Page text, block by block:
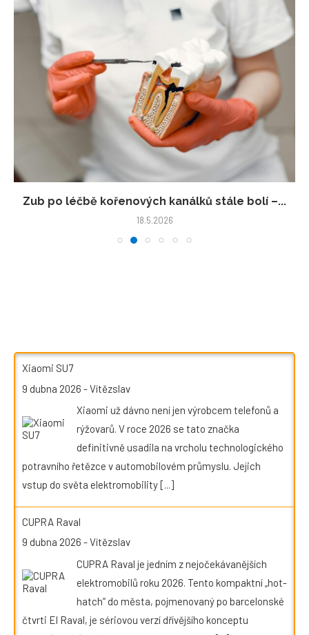
Zub po léčbě kořenových kanálků stále bolí –...
18.5.2026
Xiaomi SU7
9 dubna 2026 -Vítězslav
Xiaomi už dávno není jen výrobcem telefonů a
rýžovarů. V roce 2026 se tato značka
definitivně usadila na vrcholu technologického
potravního řetězce v automobilovém průmyslu. Jejich
vstup do světa elektromobility[...]
CUPRA Raval
9 dubna 2026 -Vítězslav
CUPRA Raval je jedním z nejočekávanějších
elektromobilů roku 2026. Tento kompaktní „hot-
hatch“ do města, pojmenovaný po barcelonské
čtvrti El Raval, je sériovou verzí dřívějšího konceptu